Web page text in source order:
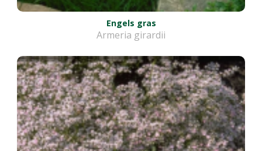
Engels gras
Armeria girardii